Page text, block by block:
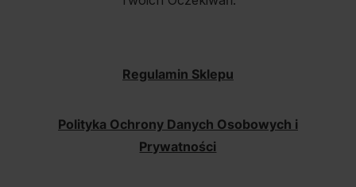
Regulamin Sklepu
Polityka Ochrony Danych Osobowych i
Prywatności